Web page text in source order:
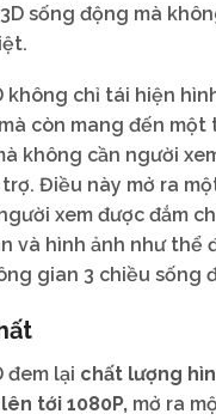
sống động mà
không chỉ tái hiện
còn mang đến một
không cần người
Điều này mở ra
xem được đắm
và hình ảnh như thể
gian 3 chiều sống
đem lại chất lượng
tới 1080P, mở ra